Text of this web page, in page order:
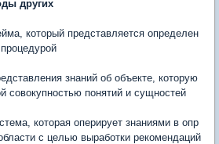
других
который представляется определен
знаний об объекте, которую
совокупностью понятий и сущностей
которая оперирует знаниями в опр
с целью выработки рекомендаций